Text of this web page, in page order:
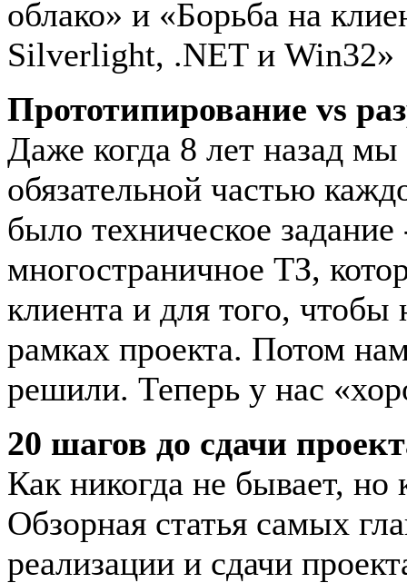
облако» и «Борьба на
Silverlight, .NET и Win32»
Прототипирование vs
Даже когда 8 лет назад
обязательной частью
было техническое
многостраничное ТЗ,
клиента и для того, чтобы
рамках проекта. Потом
решили. Теперь у нас
20 шагов до сдачи
Как никогда не бывает, но
Обзорная статья самых
реализации и сдачи